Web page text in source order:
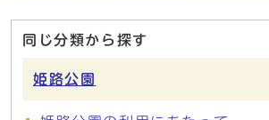
同じ分類から探す
姫路公園